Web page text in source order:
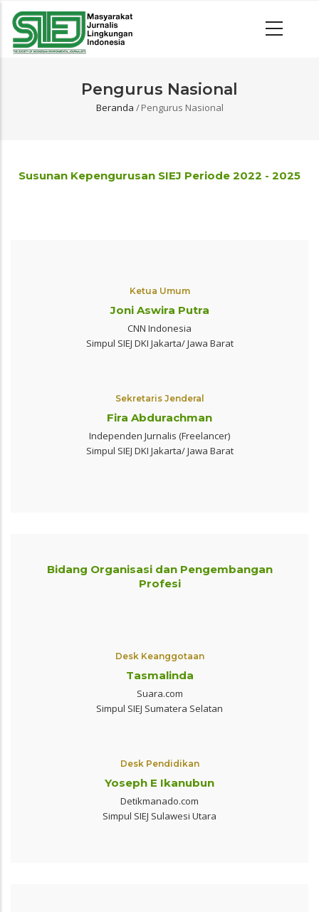
Pengurus Nasional
Beranda /Pengurus Nasional
Susunan Kepengurusan SIEJ Periode 2022 - 2025
Ketua Umum
Joni Aswira Putra
CNN Indonesia
Simpul SIEJ DKI Jakarta/ Jawa Barat
Sekretaris Jenderal
Fira Abdurachman
Independen Jurnalis (Freelancer)
Simpul SIEJ DKI Jakarta/ Jawa Barat
Bidang Organisasi dan Pengembangan
Profesi
Desk Keanggotaan
Tasmalinda
Suara.com
Simpul SIEJ Sumatera Selatan
Desk Pendidikan
Yoseph E Ikanubun
Detikmanado.com
Simpul SIEJ Sulawesi Utara